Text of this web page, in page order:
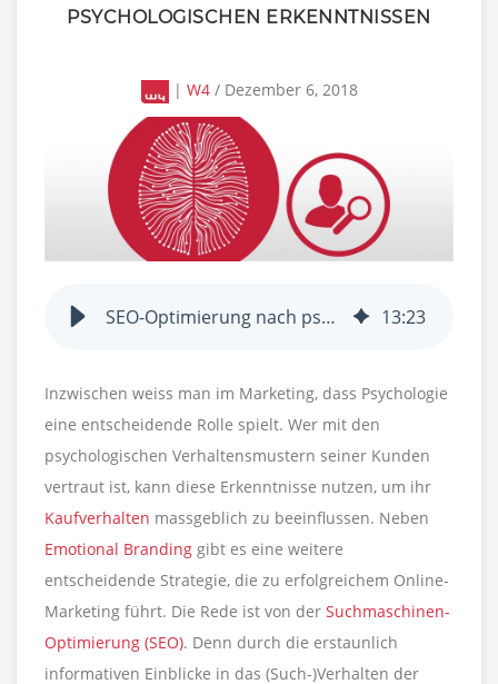
PSYCHOLOGISCHEN ERKENNTNISSEN
| W4/ Dezember 6, 2018
SEO-Optimierung nach psychologischen Erkenntnissen 13:23
Inzwischen weiss man im Marketing, dass Psychologie
eine entscheidende Rolle spielt. Wer mit den
psychologischen Verhaltensmustern seiner Kunden
vertraut ist, kann diese Erkenntnisse nutzen, um ihr
Kaufverhalten massgeblich zu beeinflussen. Neben
Emotional Branding gibt es eine weitere
entscheidende Strategie, die zu erfolgreichem Online-
Marketing führt. Die Rede ist von der Suchmaschinen-
Optimierung (SEO). Denn durch die erstaunlich
informativen Einblicke in das (Such-)Verhalten der